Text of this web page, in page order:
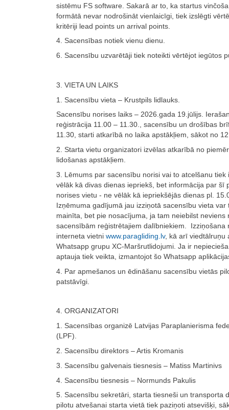
sistēmu FS software. Sakarā ar to, ka startus
formātā nevar nodrošināt vienlaicīgi, tiek izslēgti
kritēriji lead points un arrival points.
4. Sacensības notiek vienu dienu.
6. Sacensību uzvarētāji tiek noteikti vērtējot iegūtos
3. VIETA UN LAIKS
1. Sacensību vieta – Krustpils lidlauks.
Sacensību norises laiks – 2026.gada 19.jūlijs.
reģistrācija 11.00 – 11.30., sacensību un drošības
11.30, starti atkarībā no laika apstākļiem, sākot no
2. Starta vietu organizatori izvēlas atkarībā no
lidošanas apstākļiem.
3. Lēmums par sacensību norisi vai to atcelšanu tiek
vēlāk kā divas dienas iepriekš, bet informācija par šī
norises vietu - ne vēlāk kā iepriekšējās dienas pl.
Izņēmuma gadījumā jau izziņotā sacensību vieta var
mainīta, bet pie nosacījuma, ja tam neiebilst neviens
sacensībām reģistrētajiem dalībniekiem. Izziņošana
interneta vietni www.paragliding.lv, kā arī viedtālruņu
Whatsapp grupu XC-Maršrutlidojumi. Ja ir
aptauja tiek veikta, izmantojot šo Whatsapp
4. Par apmešanos un ēdināšanu sacensību vietās
patstāvīgi.
4. ORGANIZATORI
1. Sacensības organizē Latvijas Paraplanierisma
(LPF).
2. Sacensību direktors – Artis Kromanis
3. Sacensību galvenais tiesnesis – Matiss Martinivs
4. Sacensību tiesnesis – Normunds Pakulis
5. Sacensību sekretāri, starta tiesneši un transporta
pilotu atvešanai starta vietā tiek paziņoti atsevišķi,